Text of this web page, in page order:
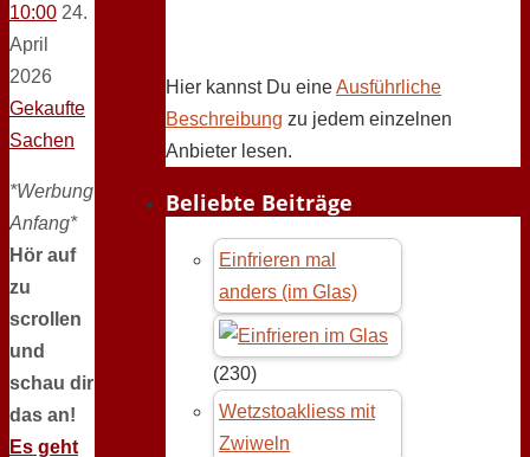
10:00 24.
April
2026
Gekaufte
Sachen
*Werbung
Anfang*
Hör auf
zu
scrollen
und
schau dir
das an!
Es geht
Hier kannst Du eineAusführliche
Beschreibung zu jedem einzelnen
Anbieter lesen.
Beliebte Beiträge
Einfrieren mal
anders (im Glas)
(230)
Wetzstoakliess mit
Zwiweln